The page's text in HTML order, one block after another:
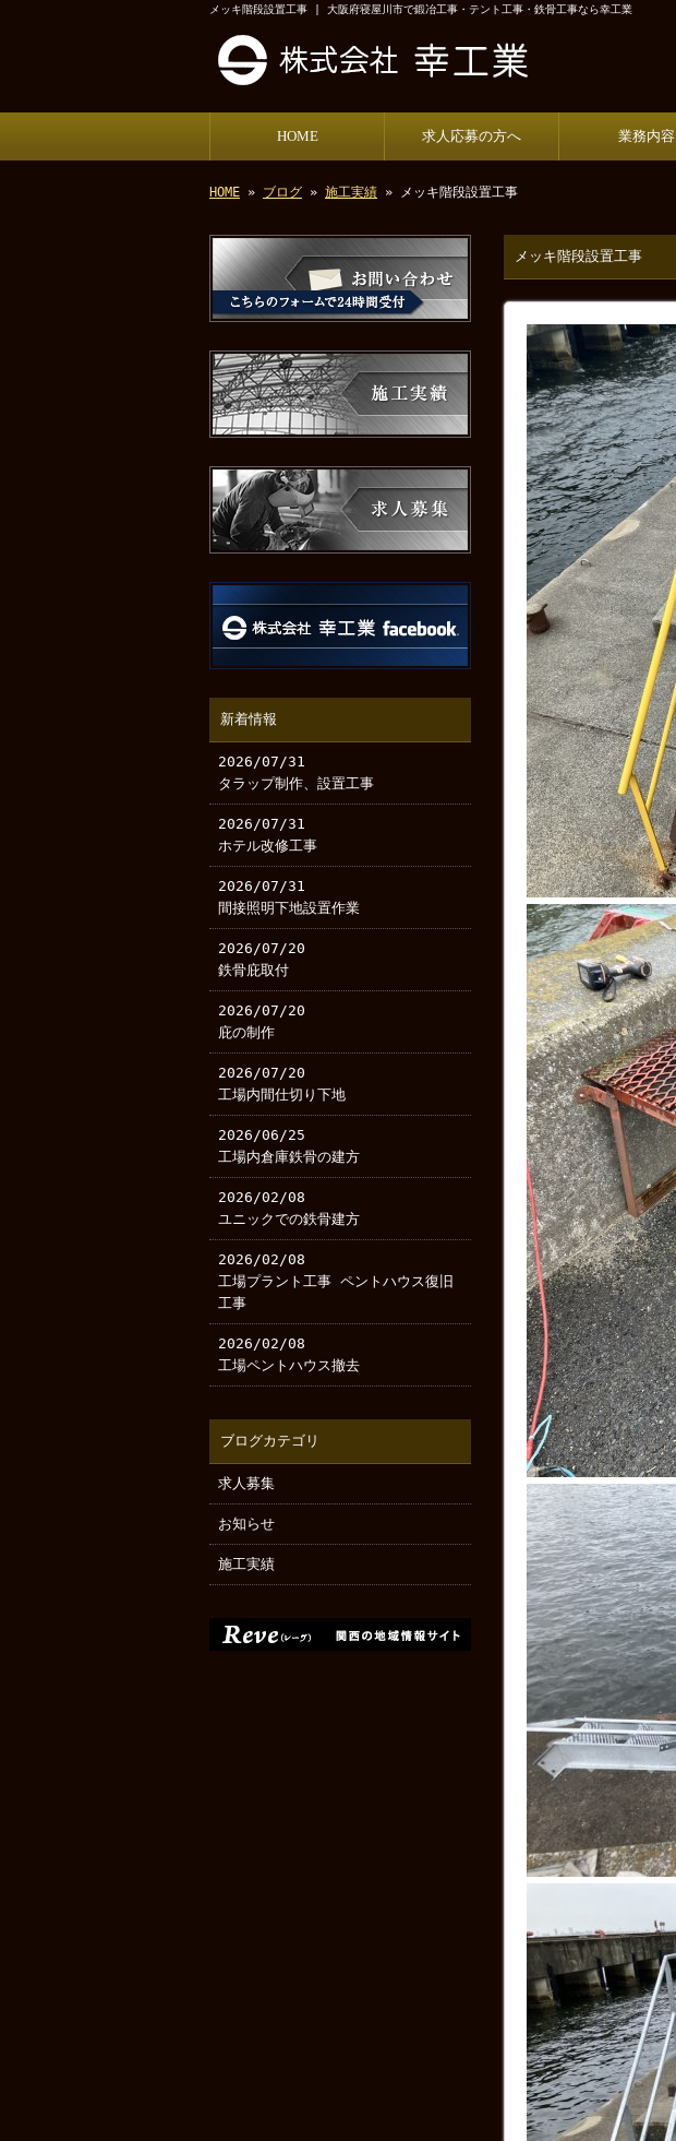
メッキ階段設置工事 | 大阪府寝屋川市で鍛冶工事・テント工事・鉄骨工事なら幸工業
HOME 求人応募の方へ 業務内容
HOME » ブログ » 施工実績 » メッキ階段設置工事
メッキ階段設置工事
新着情報
2026/07/31
タラップ制作、設置工事
2026/07/31
ホテル改修工事
2026/07/31
間接照明下地設置作業
2026/07/20
鉄骨庇取付
2026/07/20
庇の制作
2026/07/20
工場内間仕切り下地
2026/06/25
工場内倉庫鉄骨の建方
2026/02/08
ユニックでの鉄骨建方
2026/02/08
工場プラント工事 ペントハウス復旧
工事
2026/02/08
工場ペントハウス撤去
ブログカテゴリ
求人募集
お知らせ
施工実績